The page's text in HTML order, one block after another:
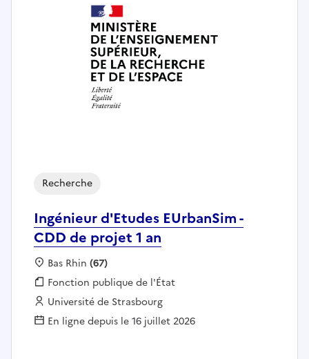
Ingénieur d'Etudes EUrbanSim -
CDD de projet 1 an
Recherche
Localisation :
Bas Rhin (67)
Fonction publique :
Fonction publique de l'État
Employeur :
Université de Strasbourg
En ligne depuis le 16 juillet 2026